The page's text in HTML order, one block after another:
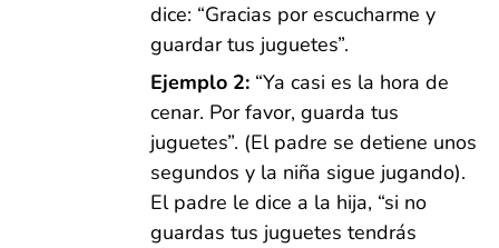
dice: “Gracias por escucharme y
guardar tus juguetes”.
Ejemplo 2: “Ya casi es la hora de
cenar. Por favor, guarda tus
juguetes”. (El padre se detiene unos
segundos y la niña sigue jugando).
El padre le dice a la hija, “si no
guardas tus juguetes tendrás